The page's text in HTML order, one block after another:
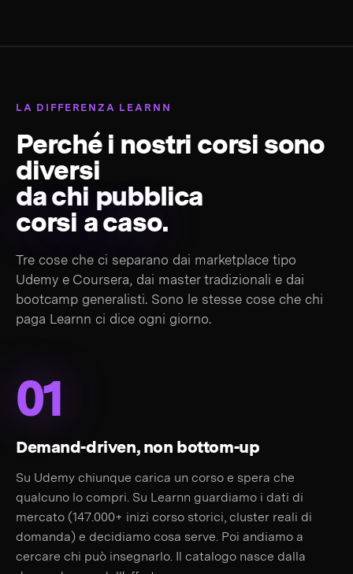
LA DIFFERENZA LEARNN
Perché i nostri corsi sono
diversi
da chi pubblica
corsi a caso.
Tre cose che ci separano dai marketplace tipo
Udemy e Coursera, dai master tradizionali e dai
bootcamp generalisti. Sono le stesse cose che chi
paga Learnn ci dice ogni giorno.
01
Demand-driven, non bottom-up
Su Udemy chiunque carica un corso e spera che
qualcuno lo compri. Su Learnn guardiamo i dati di
mercato (147.000+ inizi corso storici, cluster reali di
domanda) e decidiamo cosa serve. Poi andiamo a
cercare chi può insegnarlo. Il catalogo nasce dalla